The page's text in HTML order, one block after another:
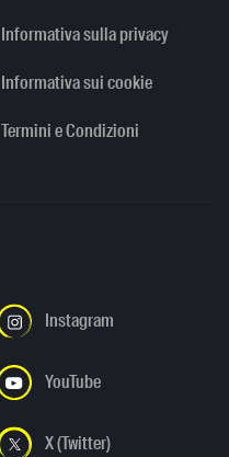
Informativa sulla privacy
Informativa sui cookie
Termini e Condizioni
Instagram
YouTube
X (Twitter)